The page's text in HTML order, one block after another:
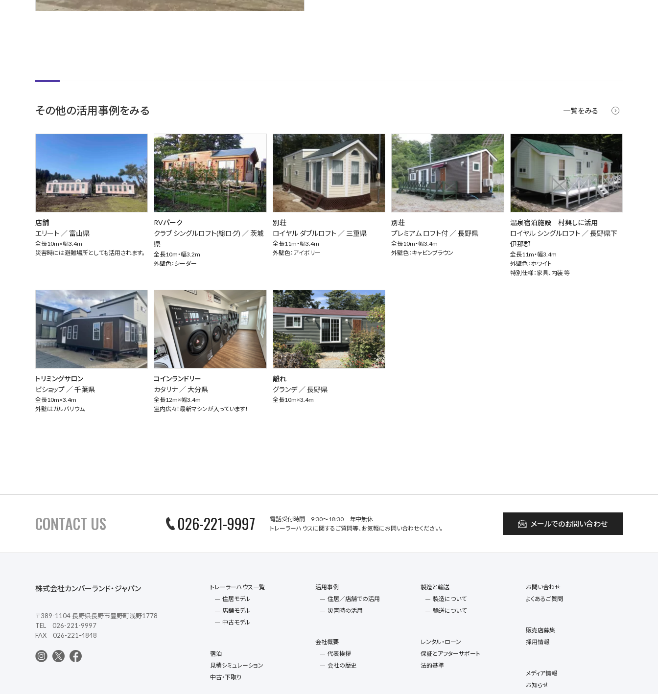
その他の活用事例をみる 一覧をみる
店舗
エリート ／ 富山県
全長10m×幅3.4m
災害時には避難場所としても活用されます。
RVパーク
クラブ シングルロフト(総ログ) ／茨城
県
全長10m・幅3.2m
外壁色：シーダー
別荘
ロイヤル ダブルロフト ／ 三重県
全長11m・幅3.4m
外壁色：アイボリー
別荘
プレミアム ロフト付 ／長野県
全長10m・幅3.4m
外壁色：キャビンブラウン
温泉宿泊施設 村興しに活用
ロイヤル シングルロフト ／長野県下
伊那郡
全長11m・幅3.4m
外壁色：ホワイト
特別仕様：家具、内装 等
トリミングサロン
ビショップ ／千葉県
全長10m×3.4m
外壁はガルバリウム
コインランドリー
カタリナ ／大分県
全長12m×幅3.4m
室内広々！最新マシンが入っています！
離れ
グランデ ／長野県
全長10m×3.4m
CONTACT US 026-221-9997
電話受付時間 9:30～18:30 年中無休
トレーラーハウスに関するご質問等、お気軽にお問い合わせください。
メールでのお問い合わせ
株式会社カンバーランド・ジャパン
〒389-1104 長野県長野市豊野町浅野1778
TEL 026-221-9997
FAX 026-221-4848
トレーラーハウス一覧
住居モデル
店舗モデル
中古モデル
宿泊
見積シミュレーション
中古・下取り
活用事例
住居／店舗での活用
災害時の活用
会社概要
代表挨拶
会社の歴史
製造と輸送
製造について
輸送について
レンタル・ローン
保証とアフターサポート
法的基準
お問い合わせ
よくあるご質問
販売店募集
採用情報
メディア情報
お知らせ